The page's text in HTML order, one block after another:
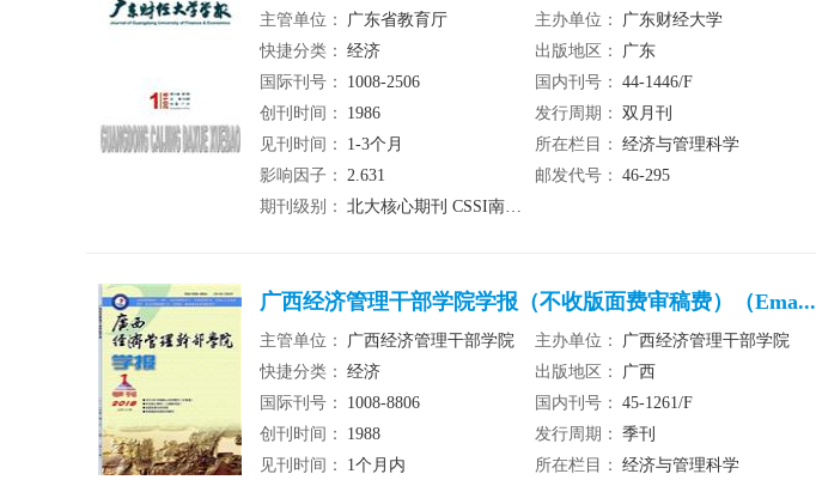
主管单位： 广东省教育厅 主办单位：
广东财经大学
快捷分类： 经济 出版地区：
广东
国际刊号：
1008-2506 国内刊号： 44-1446/F
创刊时间：
1986 发行周期： 双月刊
见刊时间：
1-3个月 所在栏目： 经济与管理科学
影响因子： 2.631 邮发代号： 46-295
期刊级别： 北大核心期刊 CSSI南大核心期刊
广西经济管理干部学院学报（不收版面费审稿费）（Ema...
主管单位： 广西经济管理干部学院 主办单位：
广西经济管理干部学院
快捷分类： 经济 出版地区：
广西
国际刊号：
1008-8806 国内刊号： 45-1261/F
创刊时间：
1988 发行周期： 季刊
见刊时间：
1个月内 所在栏目： 经济与管理科学